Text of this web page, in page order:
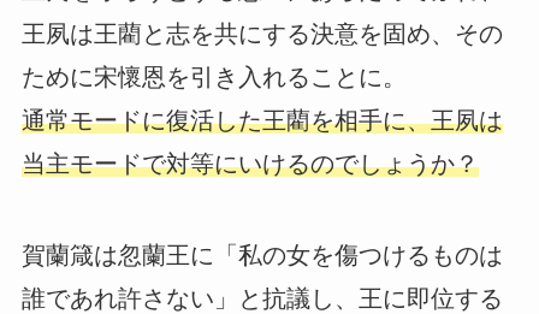
王夙は王藺と志を共にする決意を固め、その
ために宋懷恩を引き入れることに。
通常モードに復活した王藺を相手に、王夙は
当主モードで対等にいけるのでしょうか？
賀蘭箴は忽蘭王に「私の女を傷つけるものは
誰であれ許さない」と抗議し、王に即位する